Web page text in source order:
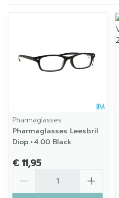
Pharmaglasses
Pharmaglasses Leesbril
Diop.+4.00 Black
€ 11,95